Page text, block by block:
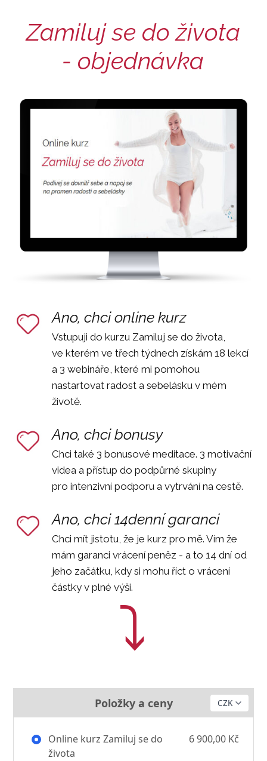
Zamiluj se do života
- objednávka
Ano, chci online kurz
Vstupuji do kurzu Zamiluj se do života,
ve kterém ve třech týdnech získám 18 lekcí
a 3 webináře, které mi pomohou
nastartovat radost a sebelásku v mém
životě.
Ano, chci bonusy
Chci také 3 bonusové meditace. 3 motivační
videa a přístup do podpůrné skupiny
pro intenzivní podporu a vytrvání na cestě.
Ano, chci 14denní garanci
Chci mít jistotu, že je kurz pro mě. Vím že
mám garanci vrácení peněz - a to 14 dní od
jeho začátku, kdy si mohu říct o vrácení
částky v plné výši.
⤵︎
Položky a ceny
Online kurz Zamiluj se do
života
6 900,00 Kč